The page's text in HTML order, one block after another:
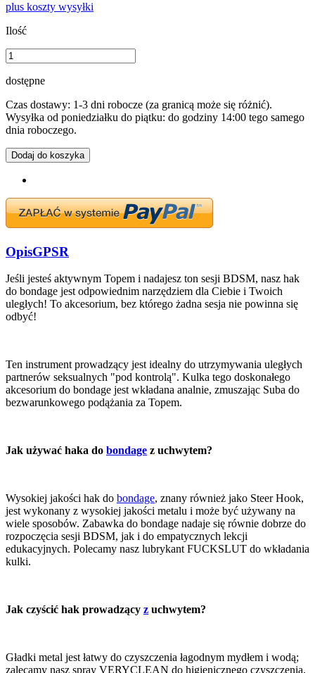
plus koszty wysyłki
Ilość
dostępne
Czas dostawy: 1-3 dni robocze (za granicą może się różnić).
Wysyłka od poniedziałku do piątku: do godziny 14:00 tego samego
dnia roboczego.
Dodaj do koszyka
OpisGPSR
Jeśli jesteś aktywnym Topem i nadajesz ton sesji BDSM, nasz hak
do bondage jest odpowiednim narzędziem dla Ciebie i Twoich
uległych! To akcesorium, bez którego żadna sesja nie powinna się
odbyć!
Ten instrument prowadzący jest idealny do utrzymywania uległych
partnerów seksualnych "pod kontrolą". Kulka tego doskonałego
akcesorium do bondage jest wkładana analnie, zmuszając Suba do
bezwarunkowego podążania za Topem.
Jak używać haka do bondage z uchwytem?
Wysokiej jakości hak do bondage, znany również jako Steer Hook,
jest wykonany z wysokiej jakości metalu i może być używany na
wiele sposobów. Zabawka do bondage nadaje się równie dobrze do
rozpoczęcia sesji BDSM, jak i do empatycznych lekcji
edukacyjnych. Polecamy nasz lubrykant FUCKSLUT do wkładania
kulki.
Jak czyścić hak prowadzący z uchwytem?
Gładki metal jest łatwy do czyszczenia łagodnym mydłem i wodą;
zalecamy nasz spray VERYCLEAN do higienicznego czyszczenia.